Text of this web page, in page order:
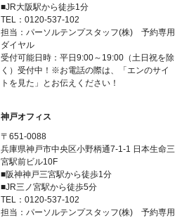
■JR大阪駅から徒歩1分
TEL：0120-537-102
担当：パーソルテンプスタッフ(株) 予約専用
ダイヤル
受付可能日時：平日9:00～19:00（土日祝を除
く）受付中！※お電話の際は、「エンのサイ
トを見た」とお伝えください！
神戸オフィス
〒651-0088
兵庫県神戸市中央区小野柄通7-1-1 日本生命三
宮駅前ビル10F
■阪神神戸三宮駅から徒歩1分
■JR三ノ宮駅から徒歩5分
TEL：0120-537-102
担当：パーソルテンプスタッフ(株) 予約専用